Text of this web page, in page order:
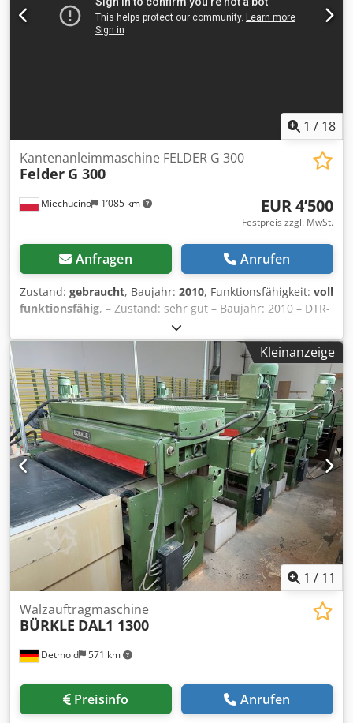
Spannungsschwankungen max. +/- 5 %
1 / 18
Miechucino 1’085 km
Kantenanleimmaschine FELDER G 300
Felder G 300
EUR 4’500
Festpreis zzgl. MwSt.
Anfragen Anrufen
Zustand: gebraucht, Baujahr: 2010, Funktionsfähigkeit: voll
funktionsfähig, – Zustand: sehr gut – Baujahr: 2010 – DTR-
Dokumentation TECHNISCHE DATEN: – Kantenstärke min. -
max.: 0,4 – 3,0 mm – Werkstückdicke min. - max.: 10 – 45
mm – Sägeschnittaggregat – Fräsaggregat zum bündigen
oder profilierten Kantenbesäumen – Zum Entfernen des
Überstands an der oberen und unteren Kante des
Werkstücks – Bündigfräsen – Kantenbearbeitung im Winkel
oder rund in einem Arbeitsgang – Kantenüberstandfräsen
Ø 70 mm, Z 6, a=15°, R=2 mm – WARTUNGEN DURCH
FELDER SERVICE DURCHGEFÜHRT – KOMPAKTE
ABMESSUNGEN – PRÄZISE UND SEHR EINFACHE
BEDIENUNG – Tischmaße: 2000 x 300 mm – Luftbedarf: 6
Bar – Anschlusswert: 400 V – Leistung: 3,2 kW –
Kleberauftragswalze und Klebertank – Gerändelte
Auftragswalze sorgt für gleichmäßigen Kleberauftrag auf
der Werkstückkante – Vorschub: 9 m/min – Abmessungen
L/B/H: 2000 x 1260 x 650 mm – Gewicht: 360 kg netto
Crjdpfx Aew H Rzxskref
Kleinanzeige
1 / 11
Detmold 571 km
Walzauftragmaschine
BÜRKLE DAL1 1300
Preisinfo Anrufen